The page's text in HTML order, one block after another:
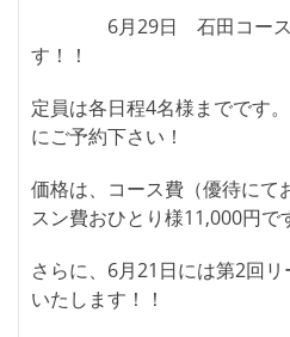
6月29日 石田コース
す！！
定員は各日程4名様までです
にご予約下さい！
価格は、コース費（優待にて
スン費おひとり様11,000円で
さらに、6月21日には第2回
いたします！！